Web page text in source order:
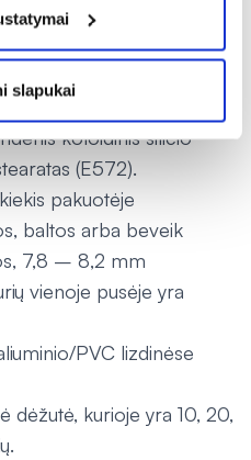
slapukai
biotino.
yra laktozė
kroskarmeliozės
koloidinis silicio
(E572).
pakuotėje
baltos arba beveik
7,8 – 8,2 mm
vienoje pusėje yra
PVC lizdinėse
dėžutė, kurioje yra 10, 20,